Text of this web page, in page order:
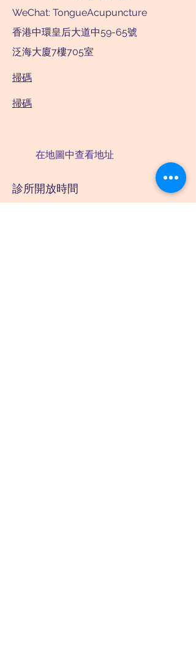
WeChat: TongueAcupuncture
香港中環皇后大道中59-65號
泛海大廈7樓705室
掃碼
掃碼
在地圖中查看地址
診所開放時間